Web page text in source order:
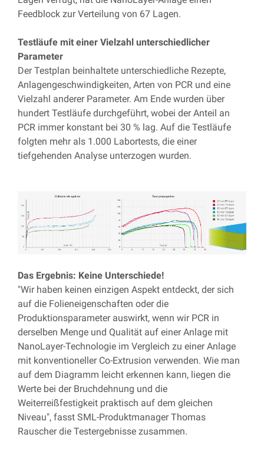
Feedblock zur Verteilung von 67 Lagen.
Testläufe mit einer Vielzahl unterschiedlicher
Parameter
Der Testplan beinhaltete unterschiedliche Rezepte,
Anlagengeschwindigkeiten, Arten von PCR und eine
Vielzahl anderer Parameter. Am Ende wurden über
hundert Testläufe durchgeführt, wobei der Anteil an
PCR immer konstant bei 30 % lag. Auf die Testläufe
folgten mehr als 1.000 Labortests, die einer
tiefgehenden Analyse unterzogen wurden.
Das Ergebnis: Keine Unterschiede!
"Wir haben keinen einzigen Aspekt entdeckt, der sich
auf die Folieneigenschaften oder die
Produktionsparameter auswirkt, wenn wir PCR in
derselben Menge und Qualität auf einer Anlage mit
NanoLayer-Technologie im Vergleich zu einer Anlage
mit konventioneller Co-Extrusion verwenden. Wie man
auf dem Diagramm leicht erkennen kann, liegen die
Werte bei der Bruchdehnung und die
Weiterreißfestigkeit praktisch auf dem gleichen
Niveau", fasst SML-Produktmanager Thomas
Rauscher die Testergebnisse zusammen.